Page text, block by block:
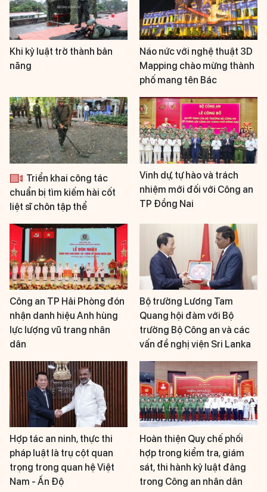
Khi kỷ luật trở thành bản
năng
Náo nức với nghệ thuật 3D
Mapping chào mừng thành
phố mang tên Bác
Triển khai công tác
chuẩn bị tìm kiếm hài cốt
liệt sĩ chôn tập thể
Vinh dự, tự hào và trách
nhiệm mới đối với Công an
TP Đồng Nai
Công an TP Hải Phòng đón
nhận danh hiệu Anh hùng
lực lượng vũ trang nhân
dân
Bộ trưởng Lương Tam
Quang hội đàm với Bộ
trưởng Bộ Công an và các
vấn đề nghị viện Sri Lanka
Hợp tác an ninh, thực thi
pháp luật là trụ cột quan
trọng trong quan hệ Việt
Nam - Ấn Độ
Hoàn thiện Quy chế phối
hợp trong kiểm tra, giám
sát, thi hành kỷ luật đảng
trong Công an nhân dân